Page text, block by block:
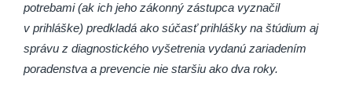
potrebami (ak ich jeho zákonný zástupca vyznačil
v prihláške) predkladá ako súčasť prihlášky na štúdium aj
správu z diagnostického vyšetrenia vydanú zariadením
poradenstva a prevencie nie staršiu ako dva roky.